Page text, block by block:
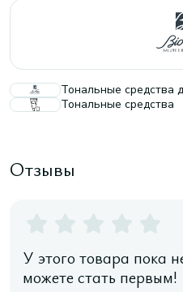
Тональные средства
Тональные средства
Отзывы
У этого товара пока
можете стать первым!